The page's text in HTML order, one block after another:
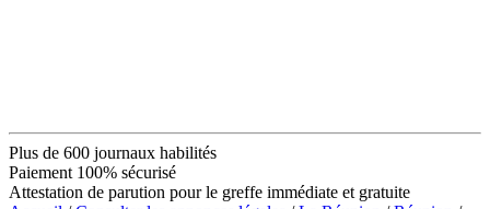
Plus de 600 journaux habilités
Paiement 100% sécurisé
Attestation de parution pour le greffe immédiate et gratuite